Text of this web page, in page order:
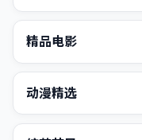
精品电影
动漫精选